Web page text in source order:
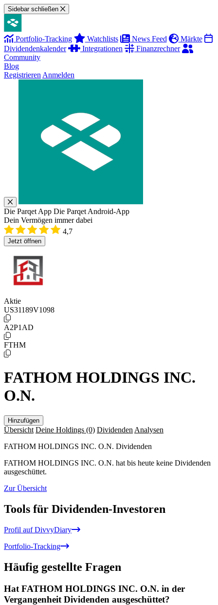
Sidebar schließen
Portfolio-Tracking Watchlists News Feed
Märkte
Dividendenkalender
Integrationen
Finanzrechner
Community
Blog
Registrieren Anmelden
Die Parqet App Die Parqet Android-App
Dein Vermögen immer dabei
4,7
Jetzt öffnen
Aktie
US31189V1098
A2P1AD
FTHM
FATHOM HOLDINGS INC.
O.N.
Hinzufügen
Übersicht Deine Holdings (0) Dividenden Analysen
FATHOM HOLDINGS INC. O.N. Dividenden
FATHOM HOLDINGS INC. O.N. hat bis heute keine Dividenden
ausgeschüttet.
Zur Übersicht
Tools für Dividenden-Investoren
Profil auf DivvyDiary
Portfolio-Tracking
Häufig gestellte Fragen
Hat FATHOM HOLDINGS INC. O.N. in der
Vergangenheit Dividenden ausgeschüttet?